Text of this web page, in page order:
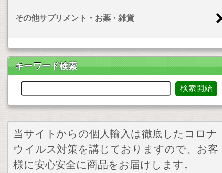
その他サプリメント・お薬・雑貨
キーワード検索
当サイトからの個人輸入は徹底したコロナ
ウイルス対策を講じておりますので、お客
様に安心安全に商品をお届けします。